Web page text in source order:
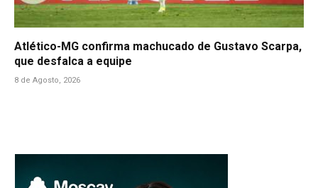
Atlético-MG confirma machucado de Gustavo Scarpa,
que desfalca a equipe
8 de Agosto, 2026